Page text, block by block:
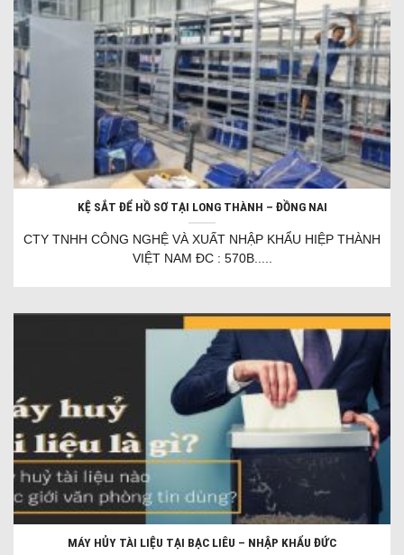
KỆ SẮT ĐỂ HỒ SƠ TẠI LONG THÀNH – ĐỒNG NAI
CTY TNHH CÔNG NGHỆ VÀ XUẤT NHẬP KHẨU HIỆP THÀNH
VIỆT NAM ĐC : 570B.....
MÁY HỦY TÀI LIỆU TẠI BẠC LIÊU – NHẬP KHẨU ĐỨC